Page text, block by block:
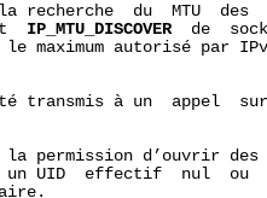
recherche  du  MTU  des
IP_MTU_DISCOVER
de
maximum autorisé par
transmis à un  appel
permission d’ouvrir des
UID  effectif  nul  ou